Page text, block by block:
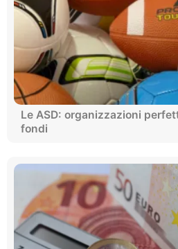
Le ASD: organizzazioni
fondi